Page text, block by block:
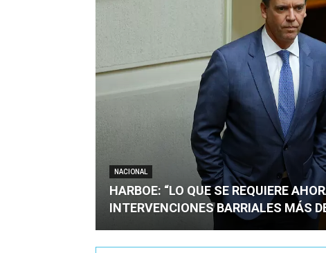
NACIONAL
HARBOE: “LO QUE SE REQUIERE
INTERVENCIONES BARRIALES MÁS